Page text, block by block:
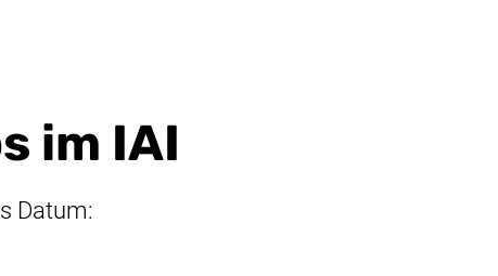
im IAI
Datum: